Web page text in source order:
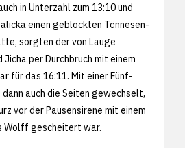
in Unterzahl zum 13:10 und
einen geblockten Tönnesen-
sorgten der von Lauge
per Durchbruch mit einem
für das 16:11. Mit einer Fünf-
auch die Seiten gewechselt,
vor der Pausensirene mit einem
Wolff gescheitert war.